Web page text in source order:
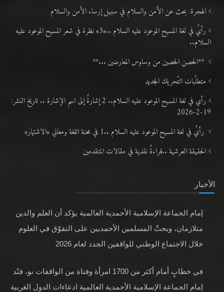
الهجرة: بحث عن الأمن والسلام في سبيل إرساء الأمن والسلام
رأيٌ في لغة المسيح الموعود عليه السلام ..«3» نظرة في شعر المسيح الموعود عليه
السلام..
**الحصن الحصين من وساوس المعارضين ...**
متطلَّبات التّحريك الجديد
رأي في لغة المسيح الموعود عليه السلام.. 2 إشارةٌ إلى اسم الإشارة .. تاريخ النشر:
19-2-2026
رأيٌ في لغة المسيح الموعود عليه السلام ..1 في محنة اللغة ومعاني «الاشتهار»
الحقيقة العرشية ..قراءةٌ نقدية في مقالات المتقدمين
الأخبار
إمام الجماعة الإسلامية الأحمدية العالمية يؤكد أن العلم والدين
متلازمان، ويحثّ المسلمين الأحمديين على التفوّق في العلوم
خلال الاجتماع الوطني للواقفين الجدد لعام 2026
في خطابٍ أمام أكثر من 1700 امرأة وفتاة من الواقفات نو، فنّد
إمام الجماعة الإسلامية الأحمدية العالمية ادعاءات الدول الغربية